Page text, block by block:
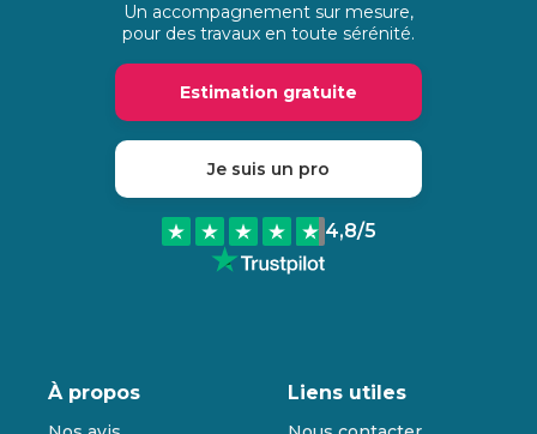
Un accompagnement sur mesure,
pour des travaux en toute sérénité.
Estimation gratuite
Je suis un pro
4,8/5
À propos Liens utiles